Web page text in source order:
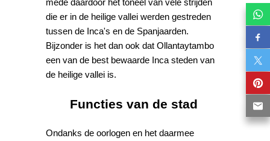
die er in de heilige vallei werden gestreden
tussen de Inca's en de Spanjaarden.
Bijzonder is het dan ook dat Ollantaytambo
een van de best bewaarde Inca steden van
de heilige vallei is.
Functies van de stad
Ondanks de oorlogen en het daarmee